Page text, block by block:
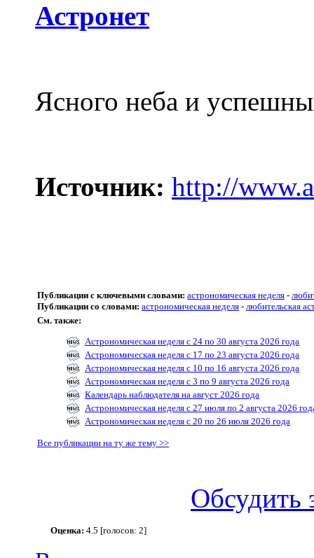
Астронет
Ясного неба и
Источник: http://
Публикации с ключевыми словами: астрономическая неделя -
Публикации со словами: астрономическая неделя - любительская
См. также:
Астрономическая неделя с 24 по 30 августа 2026 года
Астрономическая неделя с 17 по 23 августа 2026 года
Астрономическая неделя с 10 по 16 августа 2026 года
Астрономическая неделя с 3 по 9 августа 2026 года
Календарь наблюдателя на август 2026 года
Астрономическая неделя с 27 июля по 2 августа 2026
Астрономическая неделя с 20 по 26 июля 2026 года
Все публикации на ту же тему >>
Обсудить
Оценка: 4.5 [голосов: 2]